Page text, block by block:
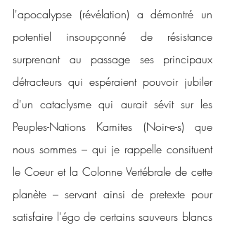
l'apocalypse (révélation) a démontré un
potentiel insoupçonné de résistance
surprenant au passage ses principaux
détracteurs qui espéraient pouvoir jubiler
d'un cataclysme qui aurait sévit sur les
Peuples-Nations Kamites (Noir-e-s) que
nous sommes – qui je rappelle consituent
le Coeur et la Colonne Vertébrale de cette
planète – servant ainsi de pretexte pour
satisfaire l'égo de certains sauveurs blancs